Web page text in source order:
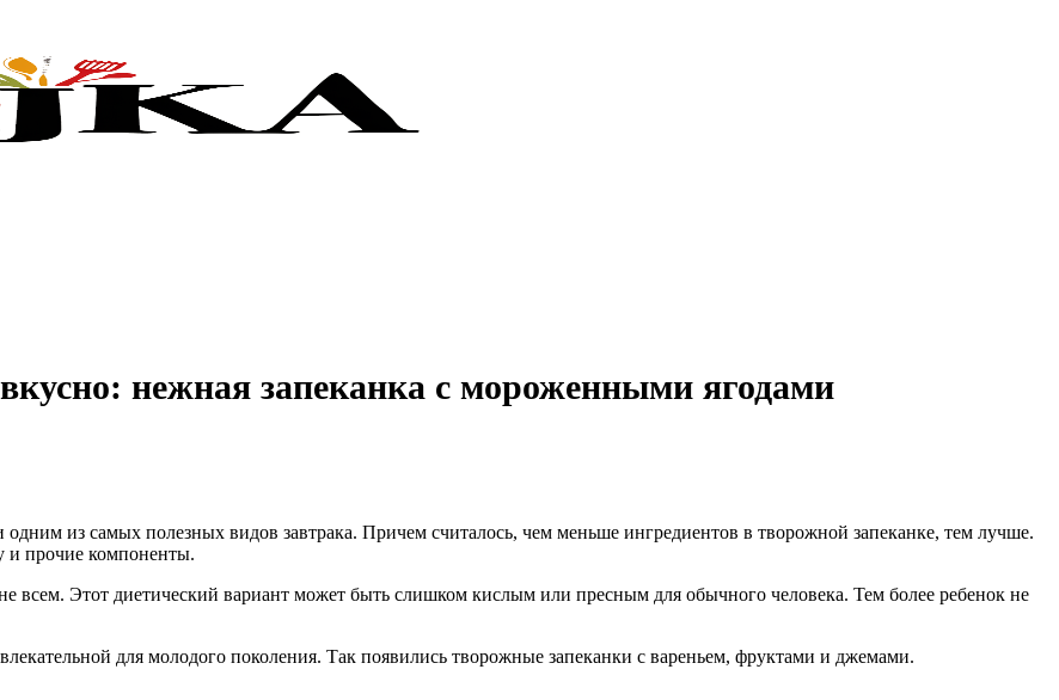
нежная запеканка с мороженными ягодами
из самых полезных видов завтрака. Причем считалось, чем меньше ингредиентов в творожной запеканке, тем лучше.
и прочие компоненты.
всем. Этот диетический вариант может быть слишком кислым или пресным для обычного человека. Тем более ребенок не
для молодого поколения. Так появились творожные запеканки с вареньем, фруктами и джемами.